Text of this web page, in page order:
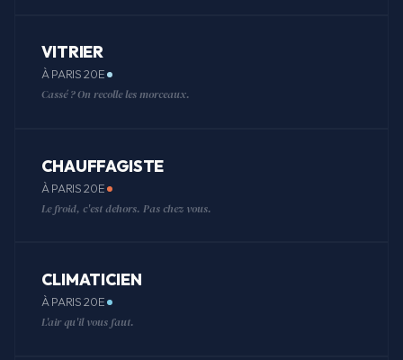
VITRIER
À PARIS 20E
Cassé ? On recolle les morceaux.
CHAUFFAGISTE
À PARIS 20E
Le froid, c'est dehors. Pas chez vous.
CLIMATICIEN
À PARIS 20E
L'air qu'il vous faut.